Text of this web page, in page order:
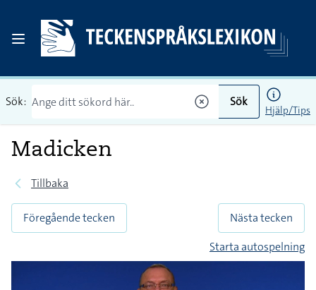
Sök: Sök
Hjälp/Tips
Madicken
Tillbaka
Föregående tecken
Nästa tecken
Starta autospelning